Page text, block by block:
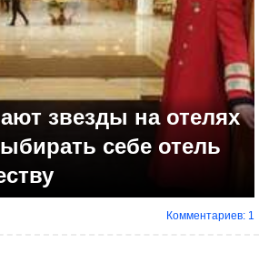
звезды на отелях
себе отель
Комментариев: 1